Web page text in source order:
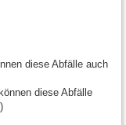
diese Abfälle auch
diese Abfälle